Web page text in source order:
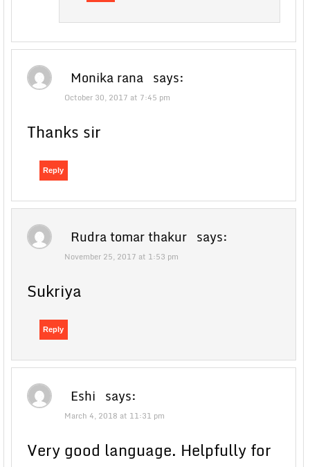
Monika rana says:
October 30, 2017 at 7:45 pm
Thanks sir
Reply
Rudra tomar thakur says:
November 25, 2017 at 1:53 pm
Sukriya
Reply
Eshi says:
March 4, 2018 at 11:31 pm
Very good language. Helpfully for